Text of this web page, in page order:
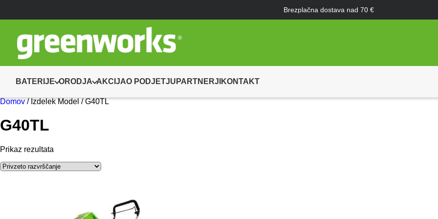
Brezplačna dostava nad 70 €
BATERIJE ORODJA AKCIJAO PODJETJU PARTNERJI KONTAKT
Domov/ Izdelek Model / G40TL
G40TL
Prikaz rezultata